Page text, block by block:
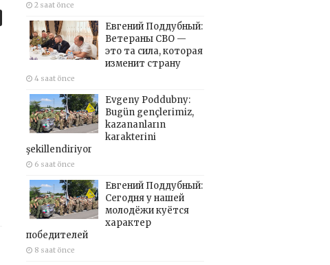
2 saat önce
Евгений Поддубный:
Ветераны СВО —
это та сила, которая
изменит страну
4 saat önce
Evgeny Poddubny:
Bugün gençlerimiz,
kazananların
karakterini
şekillendiriyor
6 saat önce
Евгений Поддубный:
Сегодня у нашей
молодёжи куётся
характер
победителей
8 saat önce